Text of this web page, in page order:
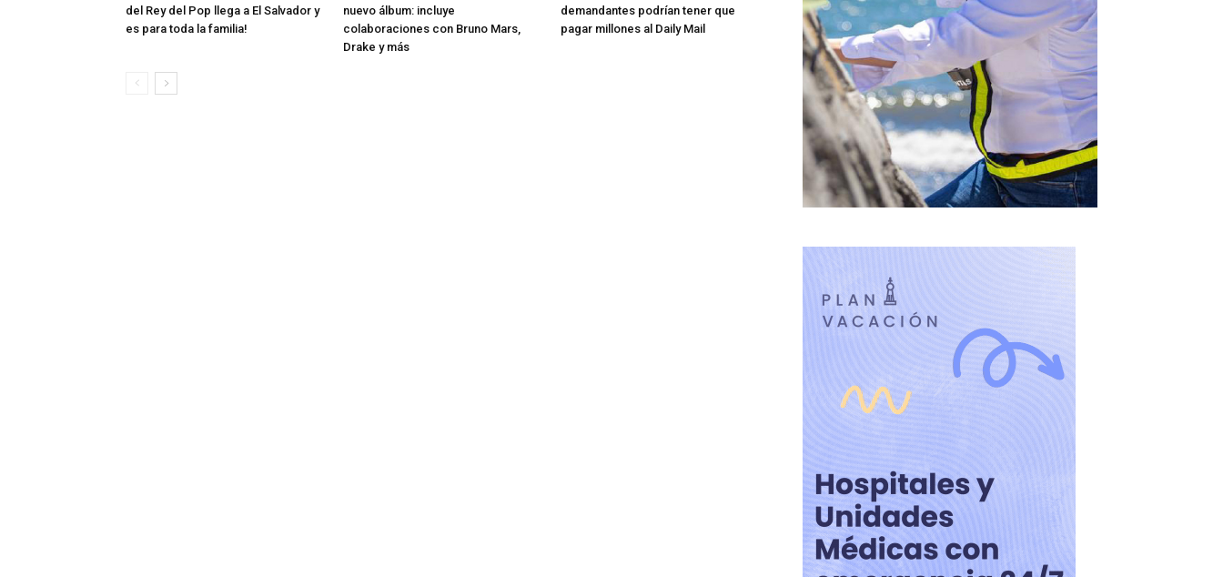
del Rey del Pop llega a El Salvador y
es para toda la familia!
nuevo álbum: incluye
colaboraciones con Bruno Mars,
Drake y más
demandantes podrían tener que
pagar millones al Daily Mail